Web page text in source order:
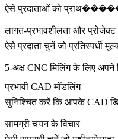
ऐसे प्रदाताओं को
लागत-प्रभावशीलता और प्रोजेक्ट
ऐसे प्रदाता चुनें जो प्रतिस्पर्धी
5-अक्ष CNC मिलिंग के लिए
प्रभावी CAD मॉडलिंग
सुनिश्चित करें कि आपके CAD
सामग्री चयन के विचार